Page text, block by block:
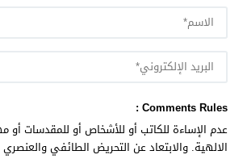
Comments Rules :
عدم الإساءة للكاتب أو للأشخاص أو للمقدسات أو
الالهية. والابتعاد عن التحريض الطائفي